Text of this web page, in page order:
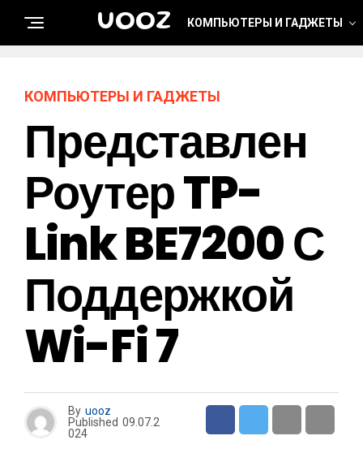
UOOZ КОМПЬЮТЕРЫ И ГАДЖЕТЫ
КОМПЬЮТЕРЫ И ГАДЖЕТЫ
Представлен
Роутер TP-
Link BE7200 С
Поддержкой
Wi-Fi 7
By uooz
Published 09.07.2
024